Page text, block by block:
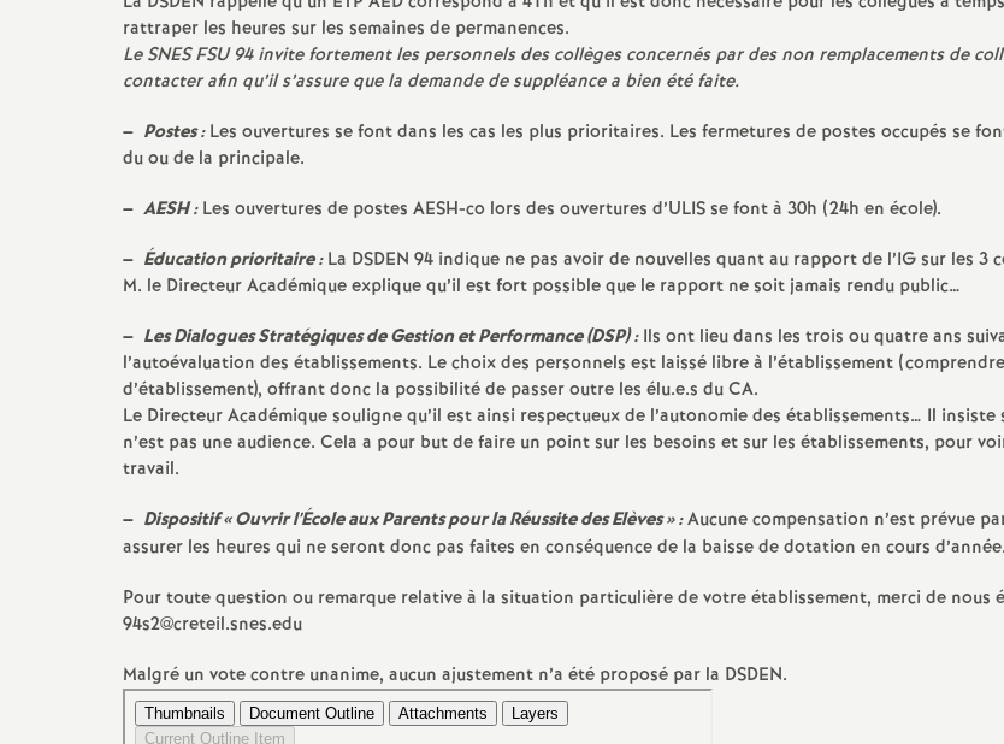
i
g
n
e
m
e
n
t
s
d
e
rattraper les heures sur les semaines de permanences.
LeSNES FSU94 invite fortement les personnels des collèges concernés par des non remplacements de
contacter afin qu’il s’assure que la demande de suppléance a bien été faite.
– Postes : Les ouvertures se font dans les cas les plus prioritaires. Les fermetures de postes occupés se
du ou de la principale.
– AESH: Les ouvertures de postes AESH-co lors des ouvertures d’ULISse font à 30h (24h en école).
– Éducation prioritaire : La DSDEN 94 indique ne pas avoir de nouvelles quant au rapport de l’IGsur les 3
M. le Directeur Académique explique qu’il est fort possible que le rapport ne soit jamais rendu public…
– Les Dialogues Stratégiques de Gestion et Performance (DSP) : Ils ont lieu dans les trois ou quatre ans
l’autoévaluation des établissements. Le choix des personnels est laissé libre à l’établissement
d’établissement), offrant donc la possibilité de passer outre les élu.e.s duCA.
Le Directeur Académique souligne qu’il est ainsi respectueux de l’autonomie des établissements… Il insiste
n’est pas une audience. Cela a pour but de faire un point sur les besoins et sur les établissements, pour
travail.
– Dispositif «Ouvrir l’École aux Parents pour la Réussite des Elèves» :Aucune compensation n’est prévue
assurer les heures qui ne seront donc pas faites en conséquence de la baisse de dotation en cours d’année.
Pour toute question ou remarque relative à la situation particulière de votre établissement, merci de nous
94s2@creteil.snes.edu
Malgré un vote contre unanime, aucun ajustement n’a été proposé par la DSDEN.